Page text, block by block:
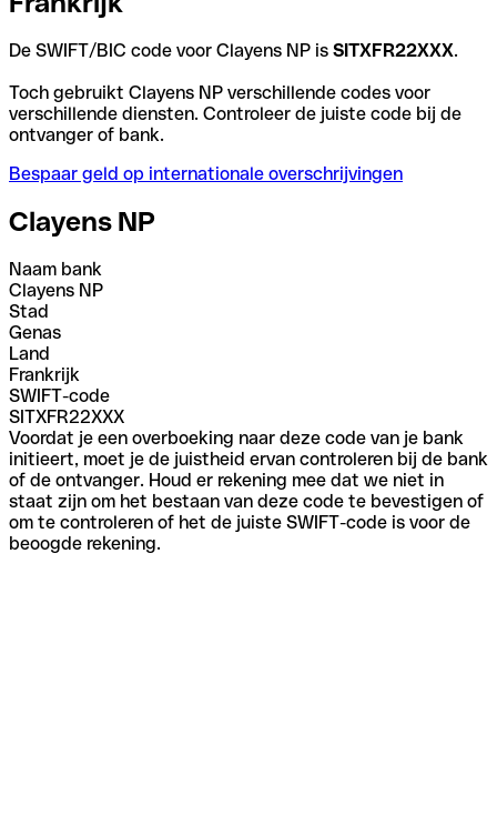
De SWIFT/BIC code voor Clayens NP is SITXFR22XXX.
Toch gebruikt Clayens NP verschillende codes voor
verschillende diensten. Controleer de juiste code bij de
ontvanger of bank.
Bespaar geld op internationale overschrijvingen
Clayens NP
Naam bank
Clayens NP
Stad
Genas
Land
Frankrijk
SWIFT-code
SITXFR22XXX
Voordat je een overboeking naar deze code van je bank
initieert, moet je de juistheid ervan controleren bij de bank
of de ontvanger. Houd er rekening mee dat we niet in
staat zijn om het bestaan van deze code te bevestigen of
om te controleren of het de juiste SWIFT-code is voor de
beoogde rekening.